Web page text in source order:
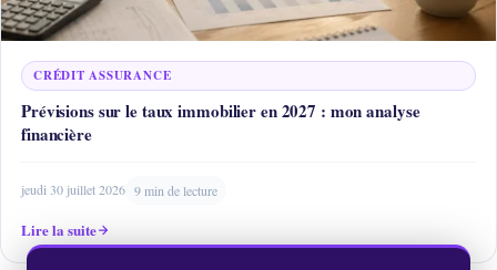
CRÉDIT ASSURANCE
Prévisions sur le taux immobilier en 2027 : mon analyse
financière
jeudi 30 juillet 2026 9 min de lecture
Lire la suite